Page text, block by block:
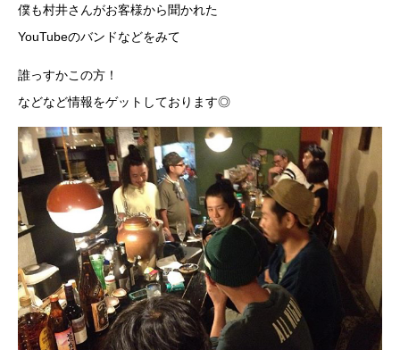
僕も村井さんがお客様から聞かれた
YouTubeのバンドなどをみて
誰っすかこの方！
などなど情報をゲットしております◎